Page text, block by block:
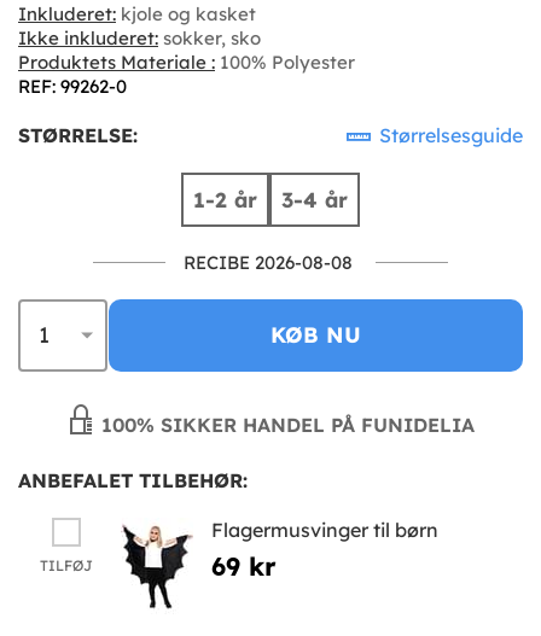
Inkluderet: kjole og kasket
Ikke inkluderet: sokker, sko
Produktets Materiale : 100% Polyester
REF: 99262-0
STØRRELSE: Størrelsesguide
1-2 år 3-4 år
RECIBE 2026-08-08
KØB NU
100% SIKKER HANDEL PÅ FUNIDELIA
ANBEFALET TILBEHØR:
TILFØJ
Flagermusvinger til børn
69 kr